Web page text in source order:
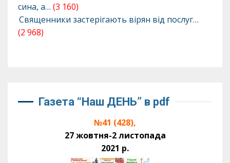
сина, а… (3 160)
Священники застерігають вірян від послуг…
(2 968)
Газета “Наш ДЕНЬ” в pdf
№41 (428),
27 жовтня-2 листопада
2021 р.